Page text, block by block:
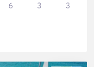
6 3 3